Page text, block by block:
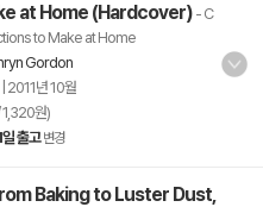
at Home (Hardcover) - C
to Make at Home
Gordon
2011년 10월
1,320원)
출고 변경
Baking to Luster Dust,